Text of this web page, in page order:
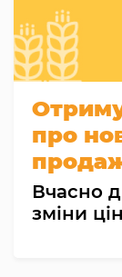
про
Вчасно
зміни